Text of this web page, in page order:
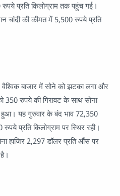
रुपये प्रति किलोग्राम तक पहुंच गई।
चांदी की कीमत में 5,500 रुपये प्रति
बाजार में सोने को झटका लगा और
350 रुपये की गिरावट के साथ सोना
हुआ। यह गुरुवार के बंद भाव 72,350
प्रति किलोग्राम पर स्थिर रही।
हाजिर 2,297 डॉलर प्रति औंस पर